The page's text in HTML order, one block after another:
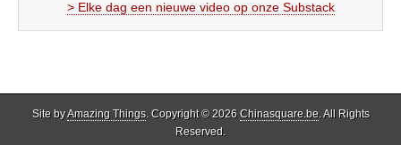
> Elke dag een nieuwe video op onze Substack
Site byAmazing Things. Copyright © 2026 Chinasquare.be. All Rights
Reserved.